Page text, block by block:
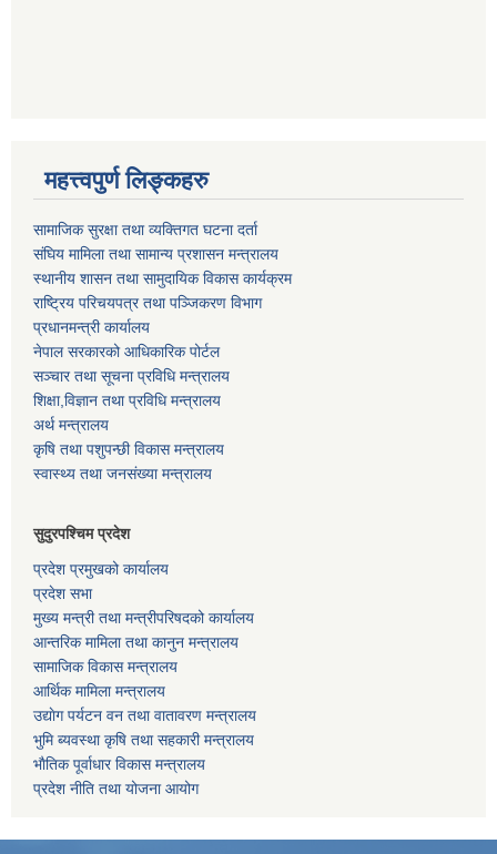
महत्त्वपुर्ण लिङ्कहरु
सामाजिक सुरक्षा तथा व्यक्तिगत घटना दर्ता
संघिय मामिला तथा सामान्य प्रशासन मन्त्रालय
स्थानीय शासन तथा सामुदायिक विकास कार्यक्रम
राष्ट्रिय परिचयपत्र तथा पञ्जिकरण विभाग
प्रधानमन्त्री कार्यालय
नेपाल सरकारको आधिकारिक पोर्टल
सञ्‍चार तथा सूचना प्रविधि मन्त्रालय
शिक्षा,विज्ञान तथा प्रविधि मन्त्रालय
अर्थ मन्त्रालय
कृषि तथा पशुपन्छी विकास मन्त्रालय
स्वास्थ्य तथा जनसंख्या मन्त्रालय
सुदुरपश्चिम प्रदेश
प्रदेश प्रमुखको कार्यालय
प्रदेश सभा
मुख्य मन्त्री तथा मन्त्रीपरिषदको कार्यालय
आन्तरिक मामिला तथा कानुन मन्त्रालय
सामाजिक विकास मन्त्रालय
आर्थिक मामिला मन्त्रालय
उद्याेग पर्यटन वन तथा वातावरण मन्त्रालय
भुमि ब्यवस्था कृषि तथा सहकारी मन्त्रालय
भाैतिक पूर्वाधार विकास मन्त्रालय
प्रदेश नीति तथा योजना आयोग